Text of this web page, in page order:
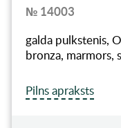
№ 14003
galda pulkstenis,
bronza, marmors,
Pilns apraksts